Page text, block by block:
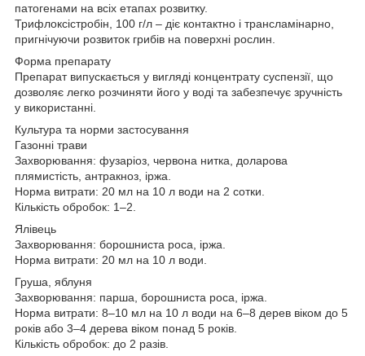
патогенами на всіх етапах розвитку.
Трифлоксістробін, 100 г/л – діє контактно і трансламінарно,
пригнічуючи розвиток грибів на поверхні рослин.
Форма препарату
Препарат випускається у вигляді концентрату суспензії, що
дозволяє легко розчиняти його у воді та забезпечує зручність
у використанні.
Культура та норми застосування
Газонні трави
Захворювання: фузаріоз, червона нитка, доларова
плямистість, антракноз, іржа.
Норма витрати: 20 мл на 10 л води на 2 сотки.
Кількість обробок: 1–2.
Ялівець
Захворювання: борошниста роса, іржа.
Норма витрати: 20 мл на 10 л води.
Груша, яблуня
Захворювання: парша, борошниста роса, іржа.
Норма витрати: 8–10 мл на 10 л води на 6–8 дерев віком до 5
років або 3–4 дерева віком понад 5 років.
Кількість обробок: до 2 разів.